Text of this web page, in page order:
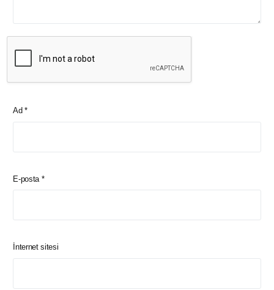
Ad*
E-posta *
İnternet sitesi